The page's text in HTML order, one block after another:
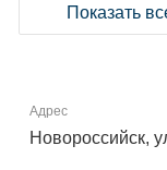
Показать
Адрес
Новороссийск,